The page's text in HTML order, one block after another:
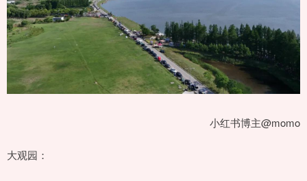
小红书博主@momo
大观园：